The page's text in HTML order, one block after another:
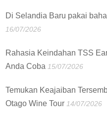
Di Selandia Baru pakai
16/07/2026
Rahasia Keindahan TSS
Anda Coba 15/07/2026
Temukan Keajaiban
Otago Wine Tour 14/07/2026